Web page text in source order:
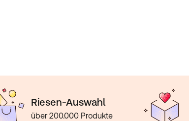
Riesen-Auswahl
über 200.000 Produkte